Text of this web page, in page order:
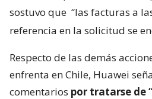
sostuvo que “las facturas a
referencia en la solicitud se
Respecto de las demás
enfrenta en Chile, Huawei
comentarios por tratarse de